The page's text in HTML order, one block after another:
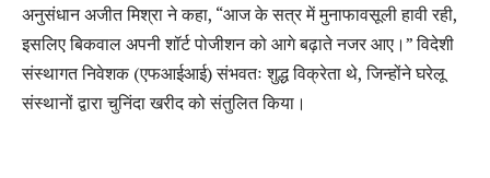
अनुसंधान अजीत मिश्रा ने कहा, “आज के सत्र में मुनाफावसूली हावी रही,
इसलिए बिकवाल अपनी शॉर्ट पोजीशन को आगे बढ़ाते नजर आए।” विदेशी
संस्थागत निवेशक (एफआईआई) संभवतः शुद्ध विक्रेता थे, जिन्होंने घरेलू
संस्थानों द्वारा चुनिंदा खरीद को संतुलित किया।